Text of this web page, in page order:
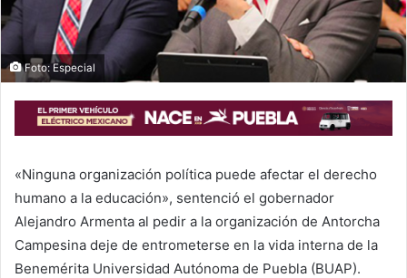
Foto: Especial
«Ninguna organización política puede afectar el derecho
humano a la educación», sentenció el gobernador
Alejandro Armenta al pedir a la organización de Antorcha
Campesina deje de entrometerse en la vida interna de la
Benemérita Universidad Autónoma de Puebla (BUAP).